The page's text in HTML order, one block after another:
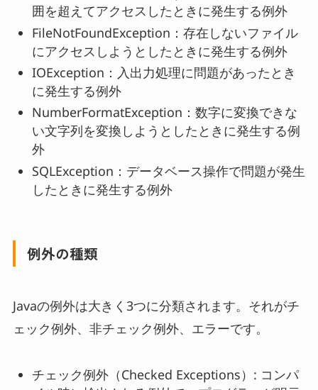
囲を超えてアクセスしたときに発生する例外
FileNotFoundException：存在しないファイル
にアクセスしようとしたときに発生する例外
IOException：入出力処理に問題があったとき
に発生する例外
NumberFormatException：数字に変換できな
い文字列を変換しようとしたときに発生する例
外
SQLException：データベース操作で問題が発生
したときに発生する例外
例外の種類
Javaの例外は大きく3つに分類されます。それがチ
ェック例外、非チェック例外、エラーです。
チェック例外（Checked Exceptions）: コンパ